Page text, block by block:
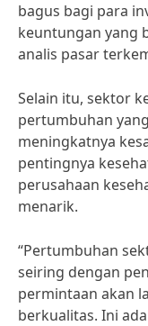
bagus bagi para
keuntungan yang
analis pasar
Selain itu, sektor
pertumbuhan
meningkatnya
pentingnya
perusahaan
menarik.
“Pertumbuhan
seiring dengan
permintaan akan
berkualitas. Ini